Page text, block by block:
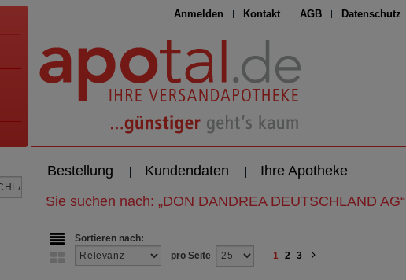
Anmelden Kontakt AGB Datenschutz
Bestellung Kundendaten Ihre Apotheke
Sie suchen nach: „DON DANDREA DEUTSCHLAND AG“
Sortieren nach:
pro Seite
1 2 3